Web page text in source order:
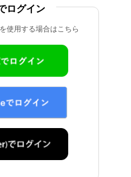
使用する場合はこちら
ログイン